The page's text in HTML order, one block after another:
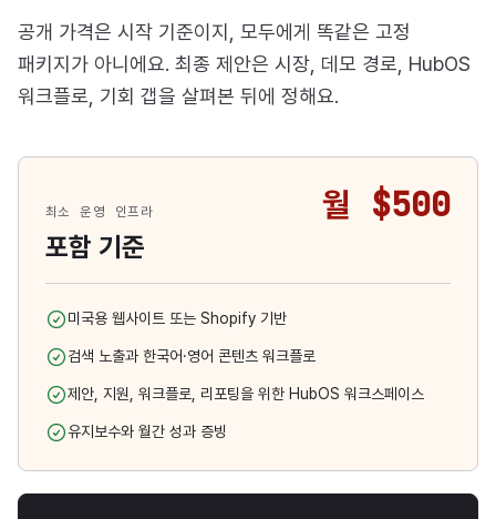
공개 가격은 시작 기준이지, 모두에게 똑같은 고정
패키지가 아니에요. 최종 제안은 시장, 데모 경로, HubOS
워크플로, 기회 갭을 살펴본 뒤에 정해요.
최소 운영 인프라
포함 기준
월 $500
미국용 웹사이트 또는 Shopify 기반
검색 노출과 한국어·영어 콘텐츠 워크플로
제안, 지원, 워크플로, 리포팅을 위한 HubOS 워크스페이스
유지보수와 월간 성과 증빙